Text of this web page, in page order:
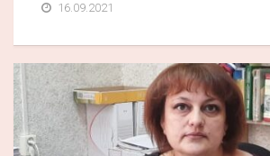
16.09.2021